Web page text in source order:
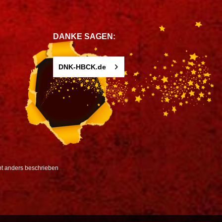
DANKE SAGEN:
DNK-HBCK.de
anders beschrieben